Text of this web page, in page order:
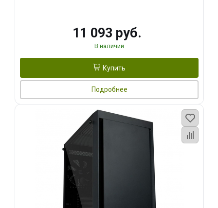
11 093 руб.
В наличии
Купить
Подробнее